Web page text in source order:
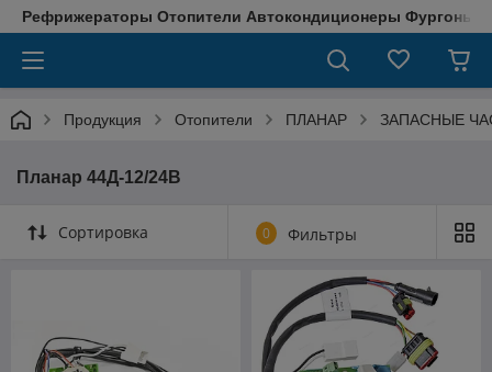
Рефрижераторы Отопители Автокондиционеры Фургоны
Продукция Отопители ПЛАНАР ЗАПАСНЫЕ
Планар 44Д-12/24В
Сортировка 0 Фильтры